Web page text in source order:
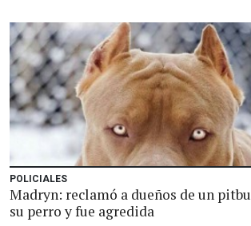
POLICIALES
Madryn: reclamó a dueños de un
su perro y fue agredida